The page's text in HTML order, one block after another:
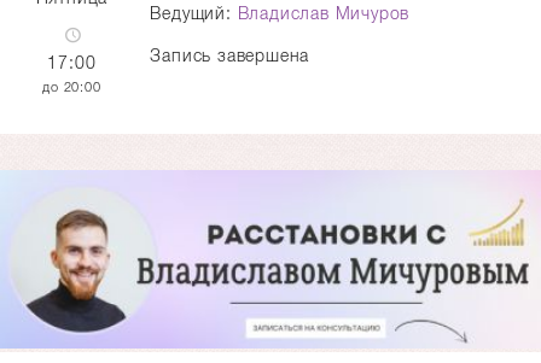
17:00
20:00
Ведущий: Владислав Мичуров
Запись завершена